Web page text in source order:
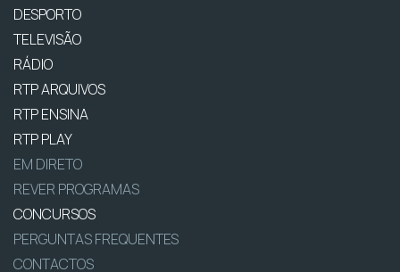
DESPORTO
TELEVISÃO
RÁDIO
RTP ARQUIVOS
RTP ENSINA
RTP PLAY
EM DIRETO
REVER PROGRAMAS
CONCURSOS
PERGUNTAS FREQUENTES
CONTACTOS